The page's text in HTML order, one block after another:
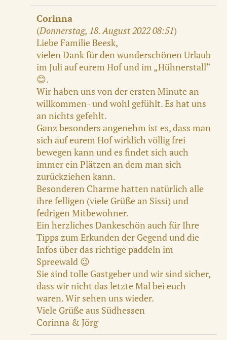
Corinna
(Donnerstag, 18. August 2022 08:51)
Liebe Familie Beesk,
vielen Dank für den wunderschönen Urlaub
im Juli auf eurem Hof und im „Hühnerstall“
😊.
Wir haben uns von der ersten Minute an
willkommen- und wohl gefühlt. Es hat uns
an nichts gefehlt.
Ganz besonders angenehm ist es, dass man
sich auf eurem Hof wirklich völlig frei
bewegen kann und es findet sich auch
immer ein Plätzen an dem man sich
zurückziehen kann.
Besonderen Charme hatten natürlich alle
ihre felligen (viele Grüße an Sissi) und
fedrigen Mitbewohner.
Ein herzliches Dankeschön auch für Ihre
Tipps zum Erkunden der Gegend und die
Infos über das richtige paddeln im
Spreewald 😉
Sie sind tolle Gastgeber und wir sind sicher,
dass wir nicht das letzte Mal bei euch
waren. Wir sehen uns wieder.
Viele Grüße aus Südhessen
Corinna & Jörg